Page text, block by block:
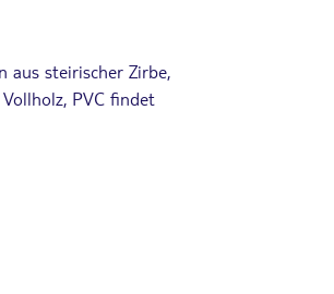
steirischer Zirbe,
PVC findet